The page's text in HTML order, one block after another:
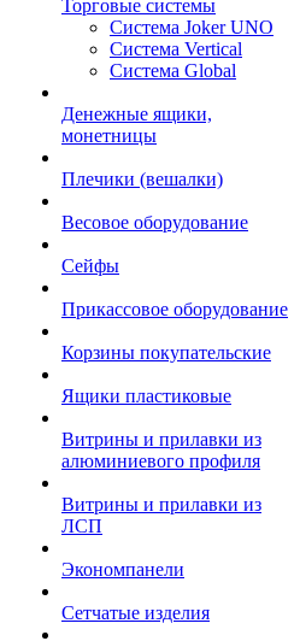
Торговые системы
Система Joker UNO
Система Vertical
Система Global
Денежные ящики,
монетницы
Плечики (вешалки)
Весовое оборудование
Сейфы
Прикассовое оборудование
Корзины покупательские
Ящики пластиковые
Витрины и прилавки из
алюминиевого профиля
Витрины и прилавки из
ЛСП
Экономпанели
Сетчатые изделия